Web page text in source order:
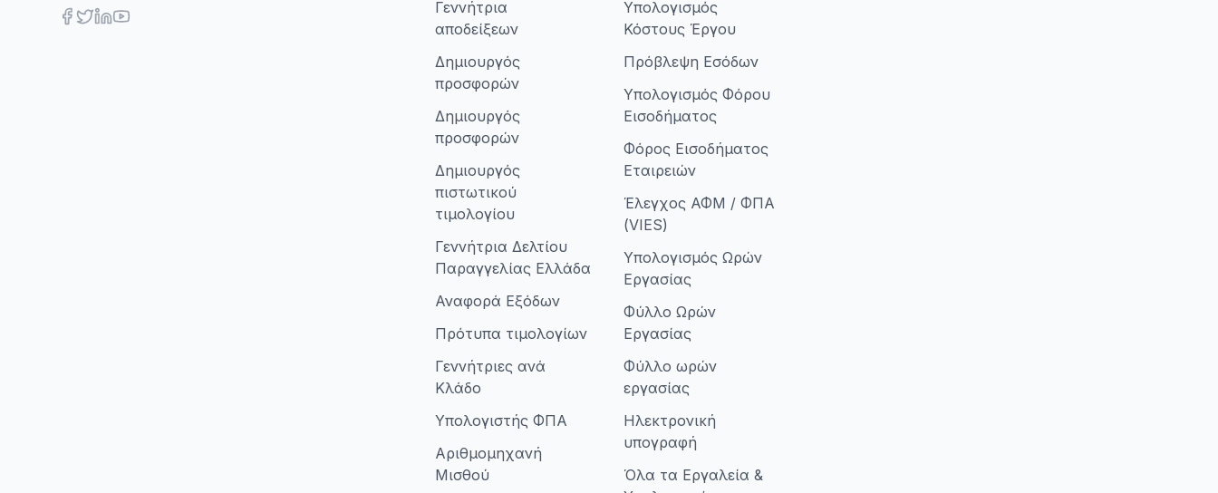
Γεννήτρια
αποδείξεων
Δημιουργός
προσφορών
Δημιουργός
προσφορών
Δημιουργός
πιστωτικού
τιμολογίου
Γεννήτρια Δελτίου
Παραγγελίας Ελλάδα
Αναφορά Εξόδων
Πρότυπα τιμολογίων
Γεννήτριες ανά
Κλάδο
Υπολογιστής ΦΠΑ
Αριθμομηχανή
Μισθού
Υπολογισμός
Κόστους Έργου
Πρόβλεψη Εσόδων
Υπολογισμός Φόρου
Εισοδήματος
Φόρος Εισοδήματος
Εταιρειών
Έλεγχος ΑΦΜ / ΦΠΑ
(VIES)
Υπολογισμός Ωρών
Εργασίας
Φύλλο Ωρών
Εργασίας
Φύλλο ωρών
εργασίας
Ηλεκτρονική
υπογραφή
Όλα τα Εργαλεία &